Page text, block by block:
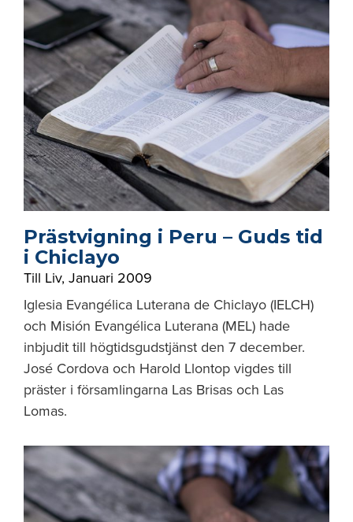
Prästvigning i Peru – Guds tid
i Chiclayo
Till Liv, Januari 2009
Iglesia Evangélica Luterana de Chiclayo (IELCH)
och Misión Evangélica Luterana (MEL) hade
inbjudit till högtidsgudstjänst den 7 december.
José Cordova och Harold Llontop vigdes till
präster i församlingarna Las Brisas och Las
Lomas.